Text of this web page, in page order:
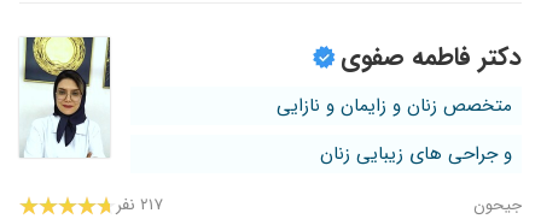
دکتر فاطمه صفوی
متخصص زنان و زایمان و نازایی
و جراحی های زیبایی زنان
جیحون ۲۱۷ نفر